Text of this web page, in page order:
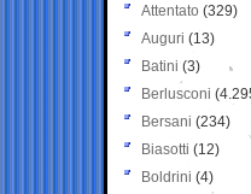
Attentato (329)
Auguri (13)
Batini (3)
Berlusconi
Bersani (234)
Biasotti (12)
Boldrini (4)